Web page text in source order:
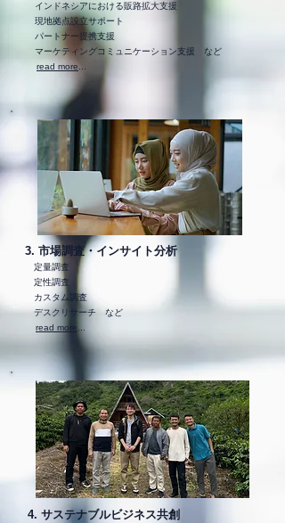
インドネシアにおける販路拡大支援
現地拠点設立サポート
パートナー提携支援
マーケティングコミュニケーション支援 など
read more
3. 市場調査・インサイト分析
定量調査
定性調査
カスタム調査
​ デスクリサーチ など
read more
4. サステナブルビジネス共創